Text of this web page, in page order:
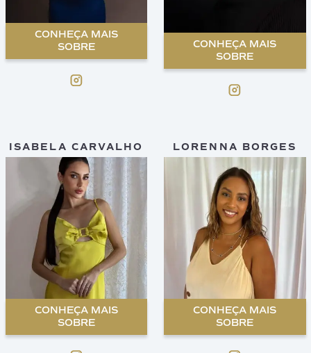
CONHEÇA MAIS
SOBRE
CONHEÇA MAIS
SOBRE
ISABELA CARVALHO
CONHEÇA MAIS
SOBRE
LORENNA BORGES
CONHEÇA MAIS
SOBRE